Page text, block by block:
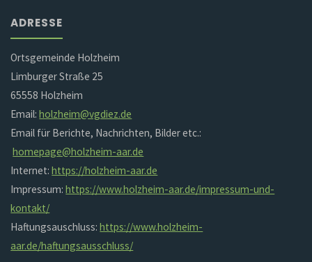
ADRESSE
Ortsgemeinde Holzheim
Limburger Straße 25
65558 Holzheim
Email:holzheim@vgdiez.de
Email für Berichte, Nachrichten, Bilder etc.:
homepage@holzheim-aar.de
Internet:https://holzheim-aar.de
Impressum:https://www.holzheim-aar.de/impressum-und-
kontakt/
Haftungsauschluss:https://www.holzheim-
aar.de/haftungsausschluss/